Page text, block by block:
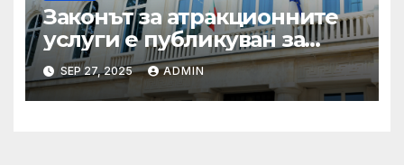
Законът за атракционните
услуги е публикуван за
обществено обсъждане
SEP 27, 2025 ADMIN